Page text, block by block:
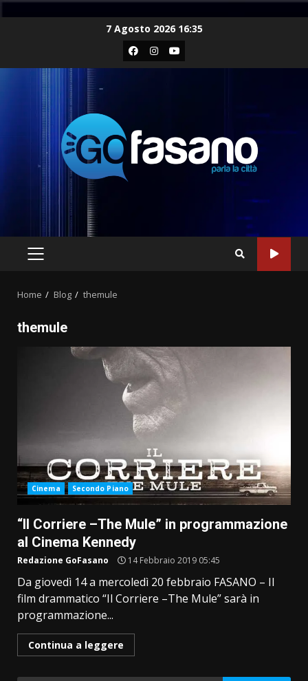
7 Agosto 2026 16:35
Facebook
Instagram
Youtube
PRIMARY
Home Blog themule
themule
Cinema Secondo Piano
“Il Corriere –The Mule” in programmazione
al Cinema Kennedy
Redazione GoFasano 14 Febbraio 2019 05:45
Da giovedì 14 a mercoledì 20 febbraio FASANO – Il
film drammatico “Il Corriere –The Mule” sarà in
programmazione...
Continua a leggere